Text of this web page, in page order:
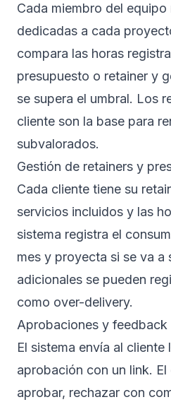
Cada miembro del
dedicadas a cada
compara las horas
presupuesto o retainer y
se supera el umbral. Los
cliente son la base para
subvalorados.
Gestión de retainers y
Cada cliente tiene su
servicios incluidos y las
sistema registra el
mes y proyecta si se va a
adicionales se pueden
como over-delivery.
Aprobaciones y feedback
El sistema envía al cliente
aprobación con un link.
aprobar, rechazar con